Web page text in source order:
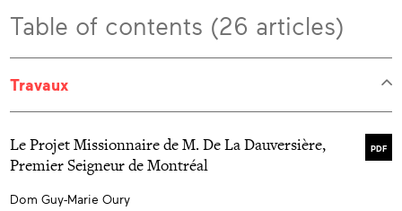
Table of contents (26 articles)
Travaux
PDF
Le Projet Missionnaire de M. De La Dauversière,
Premier Seigneur de Montréal
Dom Guy-Marie Oury